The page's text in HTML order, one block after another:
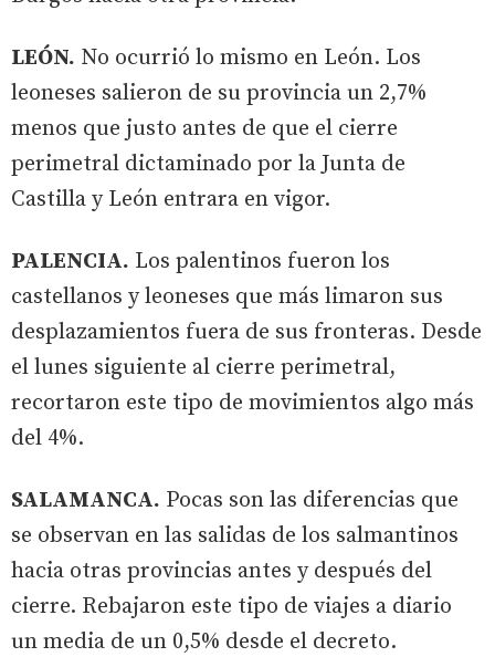
LEÓN. No ocurrió lo mismo en León. Los
leoneses salieron de su provincia un 2,7%
menos que justo antes de que el cierre
perimetral dictaminado por la Junta de
Castilla y León entrara en vigor.
PALENCIA. Los palentinos fueron los
castellanos y leoneses que más limaron sus
desplazamientos fuera de sus fronteras. Desde
el lunes siguiente al cierre perimetral,
recortaron este tipo de movimientos algo más
del 4%.
SALAMANCA. Pocas son las diferencias que
se observan en las salidas de los salmantinos
hacia otras provincias antes y después del
cierre. Rebajaron este tipo de viajes a diario
un media de un 0,5% desde el decreto.